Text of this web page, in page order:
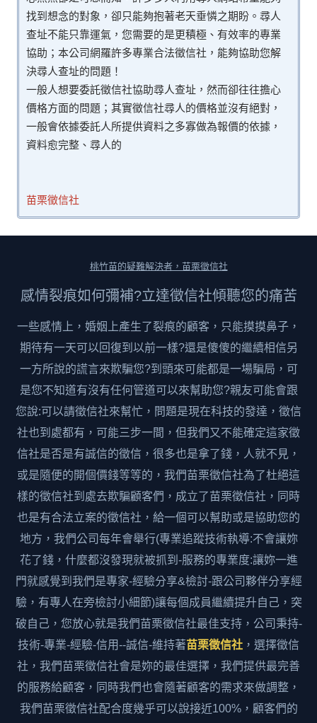
找到想念的對象，卻只能夠抱著老天垂憐之期盼。尋人
查址不能只靠運氣，您需要的是更積極、有效率的專業
協助；本公司網羅許多專業合法徵信社，能夠協助您解
決尋人查址的問題！
一般人想要委託徵信社協助尋人查址，然而卻往往擔心
價格方面的問題；其實徵信社尋人的價格並沒有絕對，
一般會依據委託人所提供資料之多寡做為報價的依據，
資料愈完整、尋人的
苗栗徵信社
桃竹苗的疑難解決者，苗栗徵信社
感情裂痕如何彌補?立達徵信社傾聽您的痛苦
一些感情上，婚姻上產生了裂痕的顧客，只能摸摸鼻子，
期待有一天可以回復到以前一樣?還是傻傻的繼續相信另
一方所說的謊言來欺騙您?到頭來可能都是一場騙局，可
是您不知道有沒有任何管道可以來幫助您?親友可能會跟
您說:可以請徵信社來幫忙，問題是現在科技的發達，徵信
社也到處都有，可能三步一間，但我們又不能確定這家徵
信社是否是有誠信的徵信，很多也是拿了錢，人就不見，
或是隨便的開個價錢等等的，我們苗栗徵信社為了杜絕這
樣的徵信社到處去欺騙顧客們，成立了苗栗徵信社，同時
也是有合法立案的徵信社，給一個可以幫助或是協助您的
地方，我們公司每年會舉行(專業追蹤技術執導:不會讓妳
花了錢，什麼都沒發現就被抓到-服務的專業度:讓妳一進
門就感覺到我們是專家-經驗分享&檢討-跟公司夥伴分享經
驗，有專人在旁檢討小細節)讓每個成員繼續提升自己，突
破自己，您放心就是我們苗栗徵信社最佳支持，公司秉持-
技術-專業-經驗-信用--誠信-維持著苗栗徵信社 ，選擇徵信
社，我們苗栗徵信社會是妳的最佳選擇，我們提供最完善
的服務給顧客，同時我們也會隨著顧客的需求來做調整，
我們苗栗徵信社配合度幾乎可以說接近100%，顧客們的